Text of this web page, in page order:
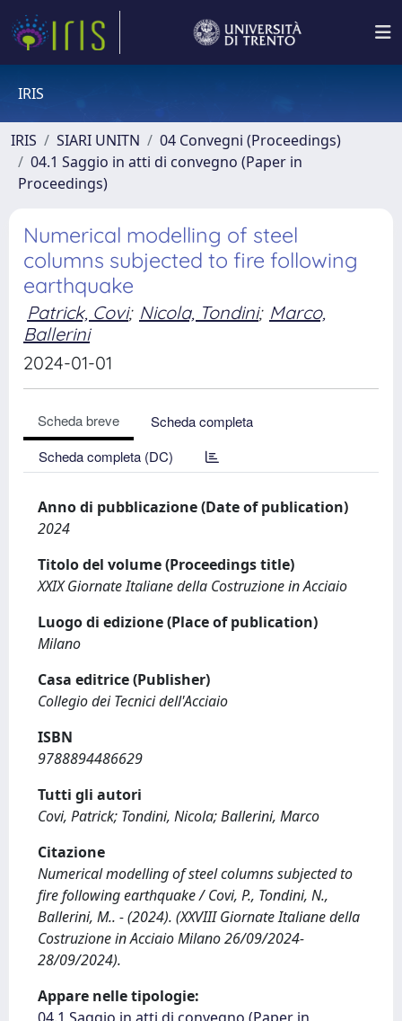
IRIS
IRIS SIARI UNITN
04 Convegni (Proceedings)
04.1 Saggio in atti di convegno (Paper in
Proceedings)
Numerical modelling of steel
columns subjected to fire following
earthquake
Patrick, Covi; Nicola, Tondini; Marco,
Ballerini
2024-01-01
Scheda breve
Scheda completa
Scheda completa (DC)
Anno di pubblicazione (Date of publication)
2024
Titolo del volume (Proceedings title)
XXIX Giornate Italiane della Costruzione in Acciaio
Luogo di edizione (Place of publication)
Milano
Casa editrice (Publisher)
Collegio dei Tecnici dell'Acciaio
ISBN
9788894486629
Tutti gli autori
Covi, Patrick; Tondini, Nicola; Ballerini, Marco
Citazione
Numerical modelling of steel columns subjected to
fire following earthquake / Covi, P., Tondini, N.,
Ballerini, M.. - (2024). (XXVIII Giornate Italiane della
Costruzione in Acciaio Milano 26/09/2024-
28/09/2024).
Appare nelle tipologie: